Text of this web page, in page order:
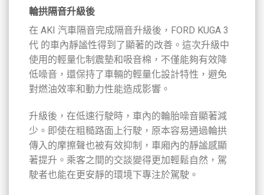
輪拱隔音升級後
在 AKI 汽車隔音完成隔音升級後，FORD KUGA 3
代 的車內靜謐性得到了顯著的改善。這次升級中
使用的輕量化制震墊和吸音棉，不僅能夠有效降
低噪音，還保持了車輛的輕量化設計特性，避免
對燃油效率和動力性能造成影響。
升級後，在低速行駛時，車內的輪胎噪音顯著減
少。即使在粗糙路面上行駛，原本容易通過輪拱
傳入的摩擦聲也被有效抑制，車廂內的靜謐感顯
著提升。乘客之間的交談變得更加輕鬆自然，駕
駛者也能在更安靜的環境下專注於駕駛。